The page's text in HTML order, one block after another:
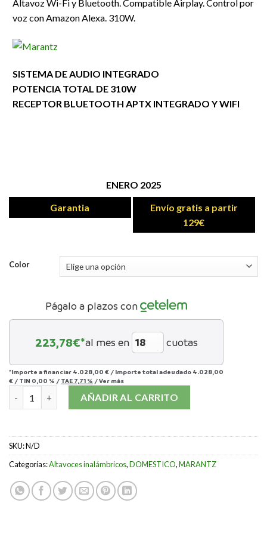
Altavoz Wi-Fi y Bluetooth. Compatible Airplay. Control por
voz con Amazon Alexa. 310W.
SISTEMA DE AUDIO INTEGRADO
POTENCIA TOTAL DE 310W
RECEPTOR BLUETOOTH APTX INTEGRADO Y WIFI
ENERO 2025
Garantia
Envío gratis a partir
129€
Color
Págalo a plazos con
223,78€*al mes en cuotas
*Importe a financiar 4.028,00 € / Importe total adeudado 4.028,00
€ / TIN 0,00 % / TAE 7,71 % /Ver más
Marantz Horizon cantidadAÑADIR AL CARRITO
SKU:N/D
Categorías:Altavoces inalámbricos,DOMESTICO,MARANTZ